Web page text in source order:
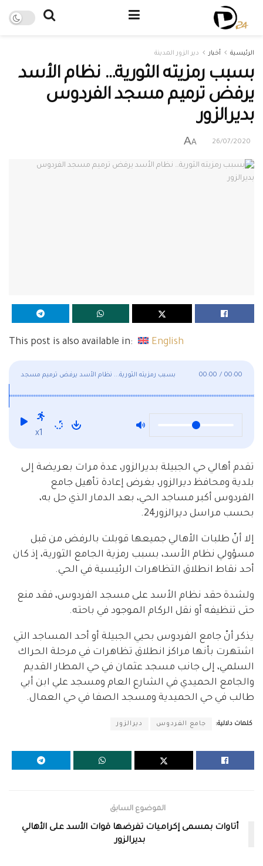
الرئيسية أخبار دير الزور المدينة
بسبب رمزيته الثورية… نظام الأسد
يرفض ترميم مسجد الفردوس
بديرالزور
26/07/2020
A
A
This post is also available in: English
بسبب رمزيته الثورية... نظام الأسد يرفض ترميم مسجد 00:00 / 00:00
x1
تقدم أهالي حي الجبيلة بديرالزور، عدة مرات بعريضة إلى
بلدية ومحافظ ديرالزور، بغرض إعادة تأهيل جامع
الفردوس أكبر مساجد الحي، بعد الدمار الذي حل به،
بحسب مراسل ديرالزور24.
إلا أنّ طلبات الأهالي جميعها قوبلت بالرفض من قبل
مسؤولي نظام الأسد، بسبب رمزية الجامع الثورية، إذ كان
أحد نقاط انطلاق التظاهرات الرئيسية في الحي.
ولشدة حقد نظام الأسد على مسجد الفردوس، فقد منع
حتى تنظيفه أو نقل الركام الموجود في باحته.
يذكر أنّ جامع الفردوس بحيي الجبيلة أو أحد المساجد التي
اشتهرت بأنها مراكز انطلاق تظاهرات في مرحلة الحراك
السلمي، إلى جانب مسجد عثمان في حي المطار القديم
والجامع الحميدي في الشارع العام ومسجد علي ابن أبي
طالب في حي الحميدية ومسجد الصفا في حي العمال.
كلمات دلالية: جامع الفردوس ديرالزور
الموضوع السابق
أتاوات بمسمى إكراميات تفرضها قوات الأسد على الأهالي
بديرالزور